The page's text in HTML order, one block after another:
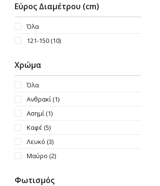
Εύρος Διαμέτρου (cm)
Όλα
121-150(10)
Χρώμα
Όλα
Ανθρακί(1)
Ασημί(1)
Καφέ (5)
Λευκό (3)
Μαύρο (2)
Φωτισμός